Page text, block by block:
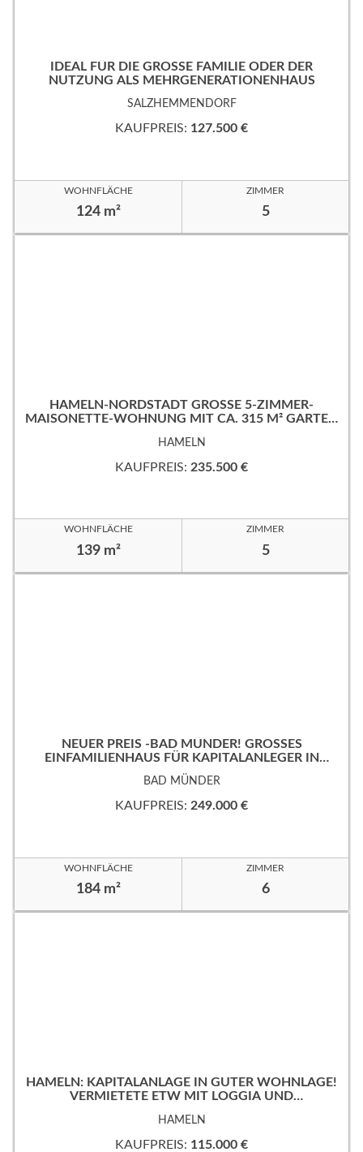
IDEAL FÜR DIE GROSSE FAMILIE ODER DER
NUTZUNG ALS MEHRGENERATIONENHAUS
SALZHEMMENDORF
KAUFPREIS: 127.500 €
WOHNFLÄCHE
124 m²
ZIMMER
5
HAMELN-NORDSTADT GROSSE 5-ZIMMER-M
AISONETTE-WOHNUNG MIT CA. 315 M² GARTEN
HAMELN
KAUFPREIS: 235.500 €
WOHNFLÄCHE
139 m²
ZIMMER
5
NEUER PREIS -BAD MÜNDER! GROSSES
EINFAMILIENHAUS FÜR KAPITALANLEGER IN B
EVORZUGTER WOHNLAGE!
BAD MÜNDER
KAUFPREIS: 249.000 €
WOHNFLÄCHE
184 m²
ZIMMER
6
HAMELN: KAPITALANLAGE IN GUTER WOHNLAGE!
VERMIETETE ETW MIT LOGGIA UND
HAMELN
KAUFPREIS: 115.000 €